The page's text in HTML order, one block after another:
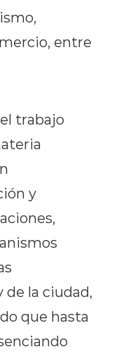
entre
trabajo
y
de la ciudad,
que hasta